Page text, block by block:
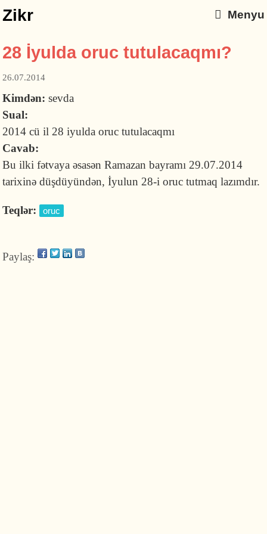
Zikr Menyu
28 İyulda oruc tutulacaqmı?
26.07.2014
Kimdən:sevda
Sual:
2014 cü il 28 iyulda oruc tutulacaqmı
Cavab:
Bu ilki fətvaya əsasən Ramazan bayramı 29.07.2014
tarixinə düşdüyündən, İyulun 28-i oruc tutmaq lazımdır.
Teqlər: oruc
Paylaş: